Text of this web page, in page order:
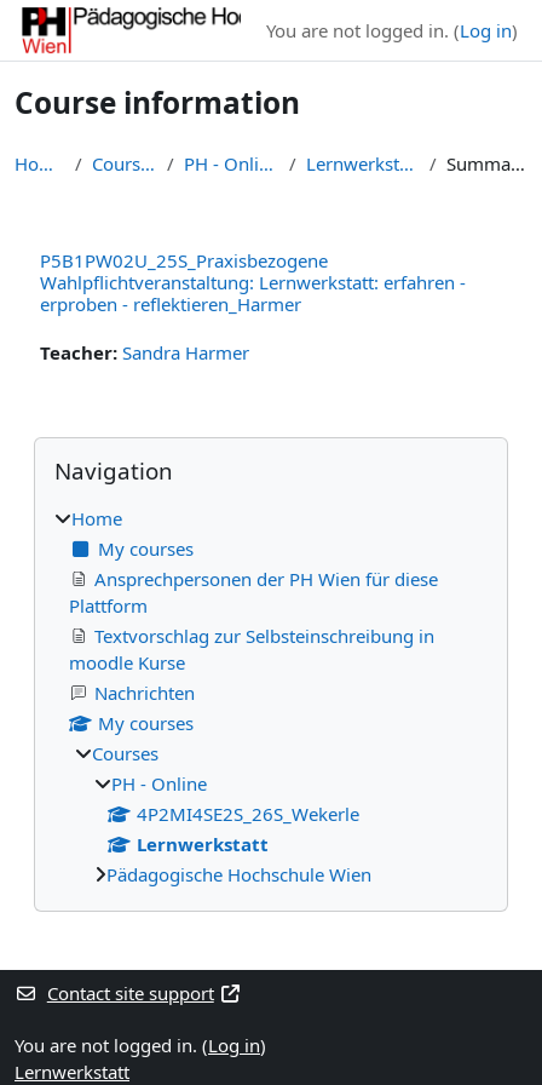
Skip to main content
You are not logged in. (Log in)
Course information
Home Courses PH - Online Lernwerkstatt Summary
P5B1PW02U_25S_Praxisbezogene
Wahlpflichtveranstaltung: Lernwerkstatt: erfahren -
erproben - reflektieren_Harmer
Teacher: Sandra Harmer
Blocks
Skip Navigation
Navigation
Home
My courses
Ansprechpersonen der PH Wien für diese
Plattform
Textvorschlag zur Selbsteinschreibung in
moodle Kurse
Nachrichten
My courses
Courses
PH - Online
4P2MI4SE2S_26S_Wekerle
Lernwerkstatt
Pädagogische Hochschule Wien
Supplementary blocks
Contact site support
You are not logged in. (Log in)
Lernwerkstatt